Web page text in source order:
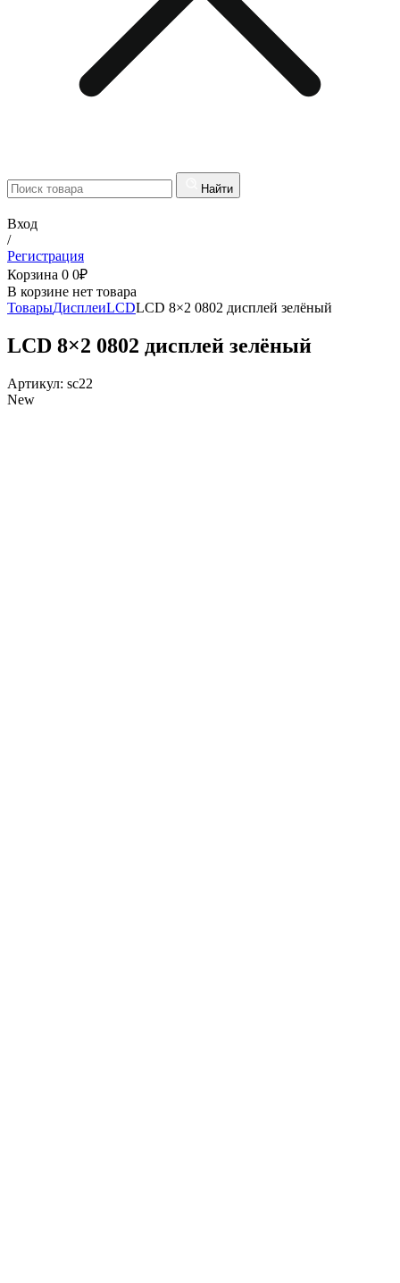
Найти
Вход
/
Регистрация
Корзина 0 0₽
В корзине нет товара
ТоварыДисплеиLCDLCD 8×2 0802 дисплей зелёный
LCD 8×2 0802 дисплей зелёный
Артикул: sc22
New